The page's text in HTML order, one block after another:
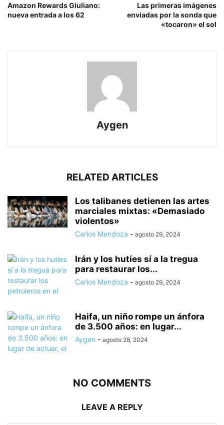
Amazon Rewards Giuliano:
nueva entrada a los 62
Las primeras imágenes
enviadas por la sonda que
«tocaron» el sol
Aygen
RELATED ARTICLES
Los talibanes detienen las artes
marciales mixtas: «Demasiado
violentos»
Carlos Mendoza - agosto 29, 2024
Irán y los hutíes sí a la tregua
para restaurar los...
Carlos Mendoza - agosto 29, 2024
Haifa, un niño rompe un ánfora
de 3.500 años: en lugar...
Aygen - agosto 28, 2024
NO COMMENTS
LEAVE A REPLY